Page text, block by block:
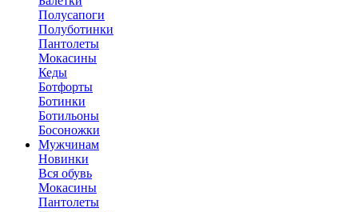
Полусапоги
Полуботинки
Пантолеты
Мокасины
Кеды
Ботфорты
Ботинки
Ботильоны
Босоножки
Мужчинам
Новинки
Вся обувь
Мокасины
Пантолеты